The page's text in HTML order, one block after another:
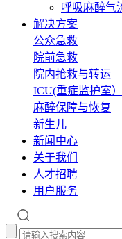
呼吸麻醉气
解决方案
公众急救
院前急救
院内抢救与转运
ICU(重症监护室）
麻醉保障与恢复
新生儿
新闻中心
关于我们
人才招聘
用户服务